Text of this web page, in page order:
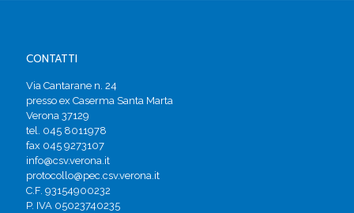
CONTATTI
Via Cantarane n. 24
presso ex Caserma Santa Marta
Verona 37129
tel. 045 8011978
fax 045 9273107
info@csv.verona.it
protocollo@pec.csv.verona.it
C.F. 93154900232
P. IVA 05023740235